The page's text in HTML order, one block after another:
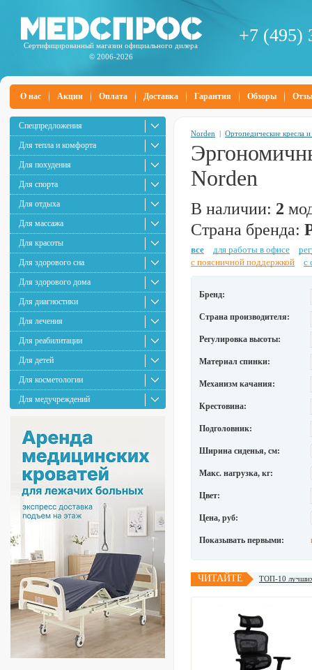
Сертифицированный магазин официального дилера
© 2006-2026
+7 (495)
О нас Акции Оплата Доставка Гарантия Обзоры
Спецпредложения
Для тепла и комфорта
Для похудения
Для спорта
Для отдыха
Для массажа
Для красоты
Для здорового сна
Для здорового дома
Для диагностики
Для лечения
Для реабилитации
Для детей
Для косметологии
Для медучреждений
Norden | Ортопедические кресла и
Norden
В наличии: 2
Страна бренда:
все для работы в офисе
с поясничной поддержкой
с
Бренд:
Страна производителя:
Регулировка высоты:
Материал спинки:
Механизм качания:
Крестовина:
Подголовник:
Ширина сиденья, см:
Макс. нагрузка, кг:
Цвет:
Цена, руб:
Показывать первыми:
ЧИТАЙТЕ ТОП-10 лучших